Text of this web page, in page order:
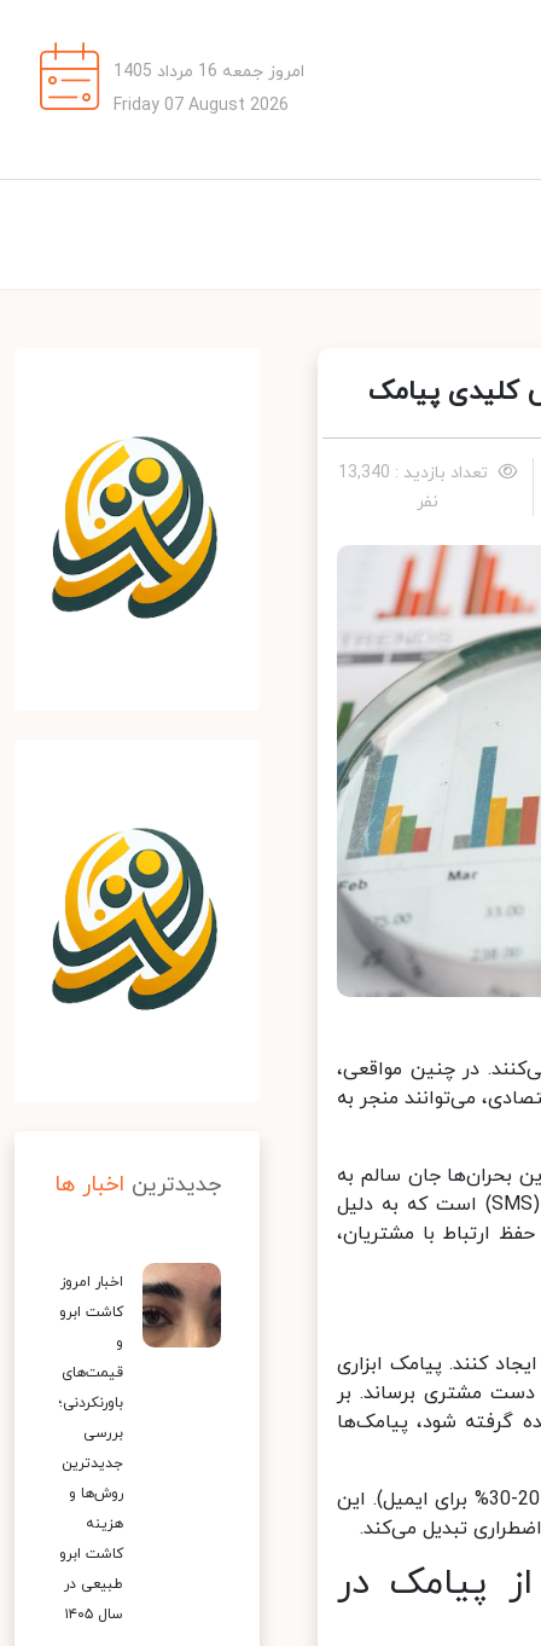
امروز جمعه 16 مرداد 1405
Friday 07 August 2026
کلیدی پیامک
تعداد بازدید : 13,340
نفر
در چنین مواقعی،
می‌توانند منجر به
بحران‌ها جان سالم به
در برد و حتی فرصت‌هایی برای رشد ایجاد کرد. یکی از این ابزارها، پیامک (SMS) است که به دلیل
ارتباط با مشتریان،
کنند. پیامک ابزاری
مشتری برساند. بر
گرفته شود، پیامک‌ها
نرخ باز شدن پیامک‌ها بسیار بالاتر از ایمیل است (حدود 98% در مقایسه با 20-30% برای ایمیل). این
تبدیل می‌کند.
پیامک در
جدیدترین اخبار ها
اخبار امروز
کاشت ابرو
قیمت‌های
باورنکردنی؛
بررسی
جدیدترین
روش‌ها و
هزینه
کاشت ابرو
طبیعی در
سال ۱۴۰۵